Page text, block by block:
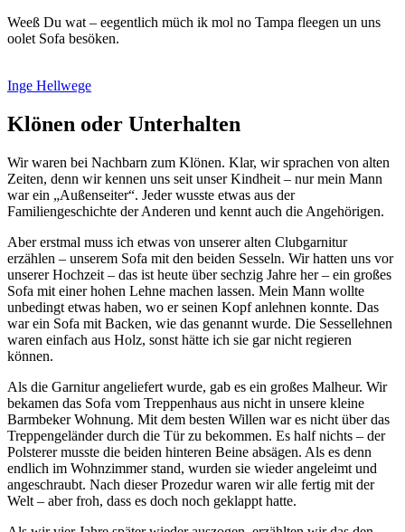
Weeß Du wat ‒ eegentlich müch ik mol no Tampa fleegen un uns
oolet Sofa besöken.
Inge Hellwege
Klönen oder Unterhalten
Wir waren bei Nachbarn zum Klönen. Klar, wir sprachen von alten
Zeiten, denn wir kennen uns seit unser Kindheit – nur mein Mann
war ein
Außenseiter . Jeder wusste etwas aus der
Familiengeschichte der Anderen und kennt auch die Angehörigen.
Aber erstmal muss ich etwas von unserer alten Clubgarnitur
erzählen – unserem Sofa mit den beiden Sesseln. Wir hatten uns vor
unserer Hochzeit ‒ das ist heute über sechzig Jahre her – ein großes
Sofa mit einer hohen Lehne machen lassen. Mein Mann wollte
unbedingt etwas haben, wo er seinen Kopf anlehnen konnte. Das
war ein Sofa mit Backen, wie das genannt wurde. Die Sessellehnen
waren einfach aus Holz, sonst hätte ich sie gar nicht regieren
können.
Als die Garnitur angeliefert wurde, gab es ein großes Malheur. Wir
bekamen das Sofa vom Treppenhaus aus nicht in unsere kleine
Barmbeker Wohnung. Mit dem besten Willen war es nicht über das
Treppengeländer durch die Tür zu bekommen. Es half nichts – der
Polsterer musste die beiden hinteren Beine absägen. Als es denn
endlich im Wohnzimmer stand, wurden sie wieder angeleimt und
angeschraubt. Nach dieser Prozedur waren wir alle fertig mit der
Welt – aber froh, dass es doch noch geklappt hatte.